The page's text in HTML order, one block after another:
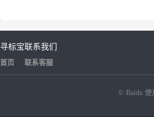
寻标宝
首页
联系我们
联系客服
© Baidu 使